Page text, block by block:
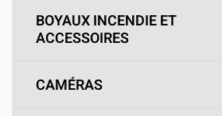
BOYAUX INCENDIE ET
ACCESSOIRES
CAMÉRAS